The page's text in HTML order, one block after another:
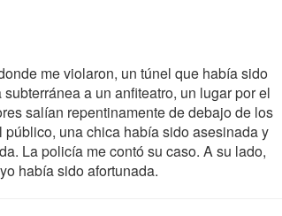
me violaron, un túnel que había sido
subterránea a un anfiteatro, un lugar por el
salían repentinamente de debajo de los
público, una chica había sido asesinada y
La policía me contó su caso. A su lado,
había sido afortunada.